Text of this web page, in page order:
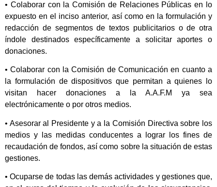
• Colaborar con la Comisión de Relaciones Públicas en lo
expuesto en el inciso anterior, así como en la formulación y
redacción de segmentos de textos publicitarios o de otra
índole destinados específicamente a solicitar aportes o
donaciones.
• Colaborar con la Comisión de Comunicación en cuanto a
la formulación de dispositivos que permitan a quienes lo
visitan hacer donaciones a la A.A.F.M ya sea
electrónicamente o por otros medios.
• Asesorar al Presidente y a la Comisión Directiva sobre los
medios y las medidas conducentes a lograr los fines de
recaudación de fondos, así como sobre la situación de estas
gestiones.
• Ocuparse de todas las demás actividades y gestiones que,